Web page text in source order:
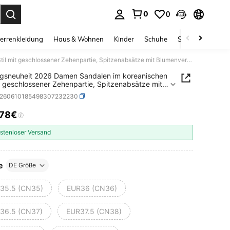
0 0
Haus & Wohnen Kinder Schuhe Schmuck &
Frühlingsneuheit 2026 Damen Sandalen im koreanischen Stil mit geschlossener Zehenpartie, Spitzenabsätze mit Blumenverzierung, elegante hochabsätzige Pumps
2026 Damen Sandalen im koreanischen
geschlossener Zehenpartie, Spitzenabsätze mit
elegante hochabsätzige Pumps
AND AVAILABILITY
Versand
DE Größe
(CN35) EUR36 (CN36)
(CN37) EUR37.5 (CN38)